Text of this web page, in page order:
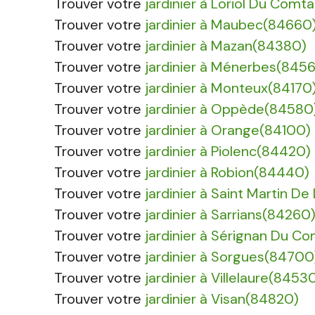
Trouver votre jardinier à
Trouver votre jardinier à Mazan(84380)
Trouver votre jardinier à
Trouver votre jardinier à
Trouver votre jardinier à
Trouver votre jardinier à Orange(84100)
Trouver votre jardinier à Piolenc(84420)
Trouver votre jardinier à Robion(84440)
Trouver votre jardinier à Saint Martin
Trouver votre jardinier à Sarrians(84260)
Trouver votre jardinier à Sérignan Du
Trouver votre jardinier à
Trouver votre jardinier à
Trouver votre jardinier à Visan(84820)